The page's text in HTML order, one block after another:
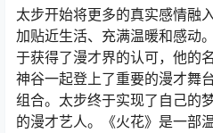
太步开始将更多的真实感情融
加贴近生活、充满温暖和感动
于获得了漫才界的认可，他的
神谷一起登上了重要的漫才舞
组合。太步终于实现了自己的
的漫才艺人。《火花》是一部